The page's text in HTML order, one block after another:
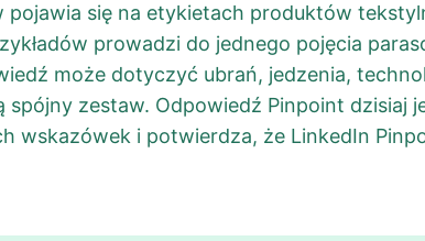
się na etykietach produktów
prowadzi do jednego pojęcia
może dotyczyć ubrań, jedzenia,
zestaw. Odpowiedź Pinpoint dzisiaj
wskazówek i potwierdza, że LinkedIn